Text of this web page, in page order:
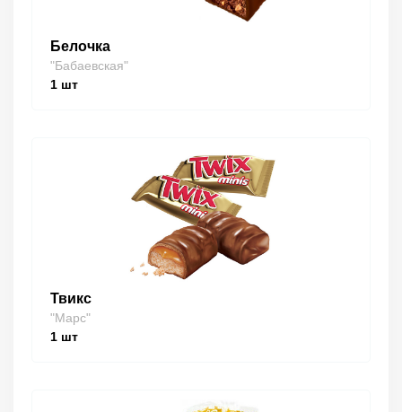
Белочка
"Бабаевская"
1 шт
Твикс
"Марс"
1 шт